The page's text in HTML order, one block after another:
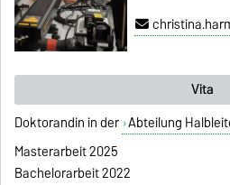
Vita
Doktorandin in der Abteilung
Masterarbeit 2025
Bachelorarbeit 2022